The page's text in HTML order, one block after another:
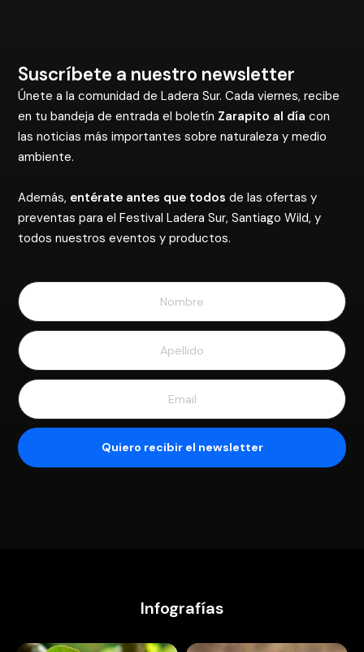
Suscríbete a nuestro newsletter
Únete a la comunidad de Ladera Sur. Cada viernes, recibe
en tu bandeja de entrada el boletín Zarapito al día con
las noticias más importantes sobre naturaleza y medio
ambiente.
Además, entérate antes que todos de las ofertas y
preventas para el Festival Ladera Sur, Santiago Wild, y
todos nuestros eventos y productos.
Infografías